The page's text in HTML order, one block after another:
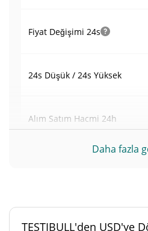
Fiyat Değişimi 24s
24s Düşük / 24s Yüksek
Alım Satım Hacmi 24h
Hacim / Piyasa Değeri
Daha fazla
TESTIBULL'den USD'ye